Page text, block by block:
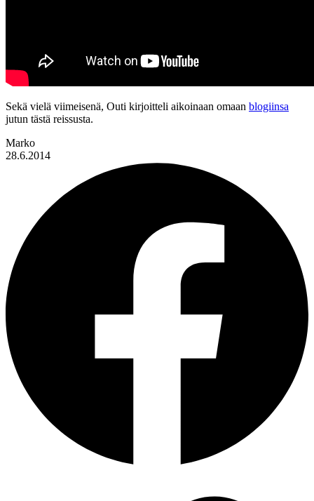
Sekä vielä viimeisenä, Outi kirjoitteli aikoinaan omaan blogiinsa
jutun tästä reissusta.
Marko
28.6.2014